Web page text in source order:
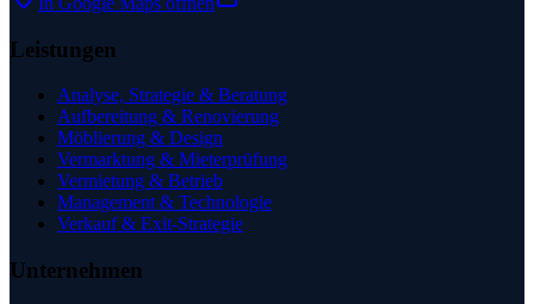
Leistungen
Analyse, Strategie & Beratung
Aufbereitung & Renovierung
Möblierung & Design
Vermarktung & Mieterprüfung
Vermietung & Betrieb
Management & Technologie
Verkauf & Exit-Strategie
Unternehmen